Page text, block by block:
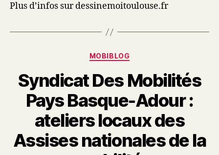
Plus d’infos sur dessinemoitoulouse.fr
Catégories
MOBIBLOG
Syndicat Des Mobilités
Pays Basque-Adour :
ateliers locaux des
Assises nationales de la